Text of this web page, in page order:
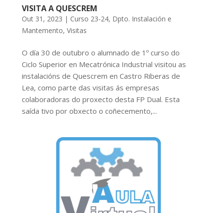
VISITA A QUESCREM
Out 31, 2023 | Curso 23-24, Dpto. Instalación e
Mantemento, Visitas
O día 30 de outubro o alumnado de 1º curso do
Ciclo Superior en Mecatrónica Industrial visitou as
instalacións de Quescrem en Castro Riberas de
Lea, como parte das visitas ás empresas
colaboradoras do proxecto desta FP Dual. Esta
saída tivo por obxecto o coñecemento,...